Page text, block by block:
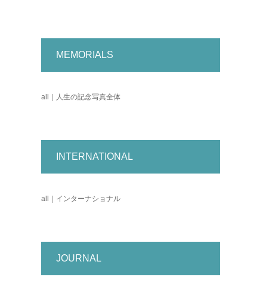
MEMORIALS
all｜人生の記念写真全体
INTERNATIONAL
all｜インターナショナル
JOURNAL